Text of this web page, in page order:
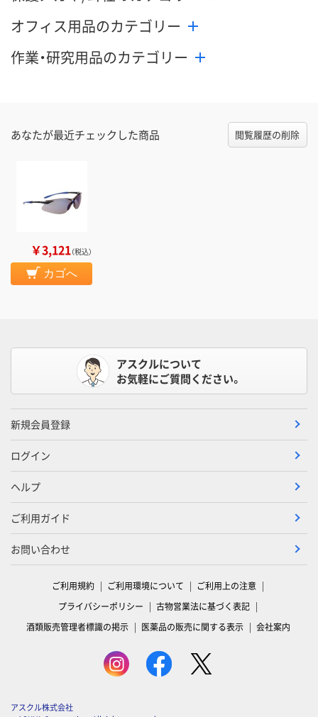
オフィス用品のカテゴリー
作業・研究用品のカテゴリー
あなたが最近チェックした商品 閲覧履歴の削除
￥3,121（税込）
カゴへ
アスクルについて
お気軽にご質問ください。
新規会員登録
ログイン
ヘルプ
ご利用ガイド
お問い合わせ
ご利用規約 ご利用環境について
ご利用上の注意
プライバシーポリシー
古物営業法に基づく表記
酒類販売管理者標識の掲示
医薬品の販売に関する表示 会社案内
アスクル株式会社